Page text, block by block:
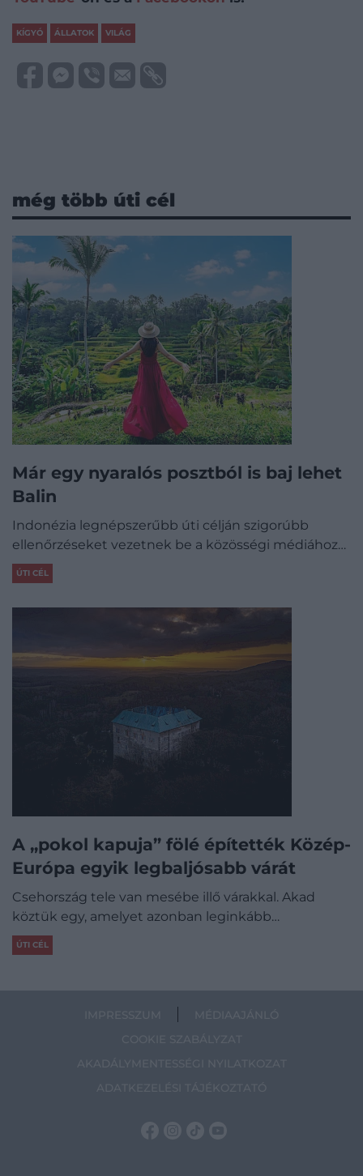
KÍGYÓ ÁLLATOK VILÁG
még több úti cél
Már egy nyaralós posztból is baj lehet
Balin
Indonézia legnépszerűbb úti célján szigorúbb
ellenőrzéseket vezetnek be a közösségi médiához…
ÚTI CÉL
A „pokol kapuja” fölé építették Közép-
Európa egyik legbaljósabb várát
Csehország tele van mesébe illő várakkal. Akad
köztük egy, amelyet azonban leginkább…
ÚTI CÉL